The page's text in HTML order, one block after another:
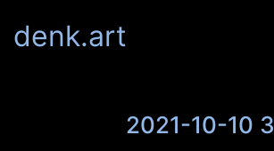
denk.art
2021-10-10 3